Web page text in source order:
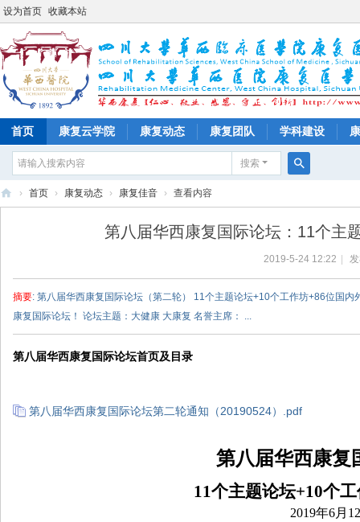
设为首页 收藏本站
首页 康复云学院 康复动态 康复团队 学科建设
搜索
索
› 首页 › 康复动态 › 康复佳音 › 查看内容
第八届华西康复国际论坛：11个主
2019-5-24 12:22
摘要: 第八届华西康复国际论坛（第二轮） 11个主题论坛+10个工作坊+86位国
康复国际论坛！ 论坛主题：大健康 大康复 名誉主席： ...
第八届华西康复国际论坛首页及目录
第八届华西康复国际论坛第二轮通知（20190524）.pdf
第八届华西康复
11个主题论坛+10个
2019年6月 12